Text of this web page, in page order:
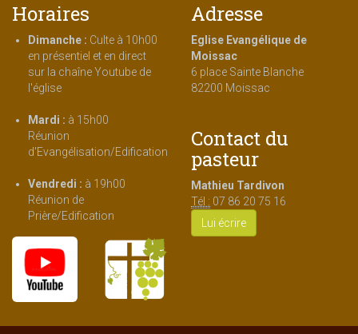
Horaires
Dimanche : Culte à 10h00
en présentiel et en direct
sur la chaîne Youtube de
l'église
Mardi : à 15h00
Réunion
d'Evangélisation/Edification
Vendredi : à 19h00
Réunion de
Prière/Edification
Adresse
Eglise Evangélique de
Moissac
6 place Sainte Blanche
82200 Moissac
Contact du
pasteur
Mathieu Tardivon
Tél : 07 86 20 75 16
Lui écrire